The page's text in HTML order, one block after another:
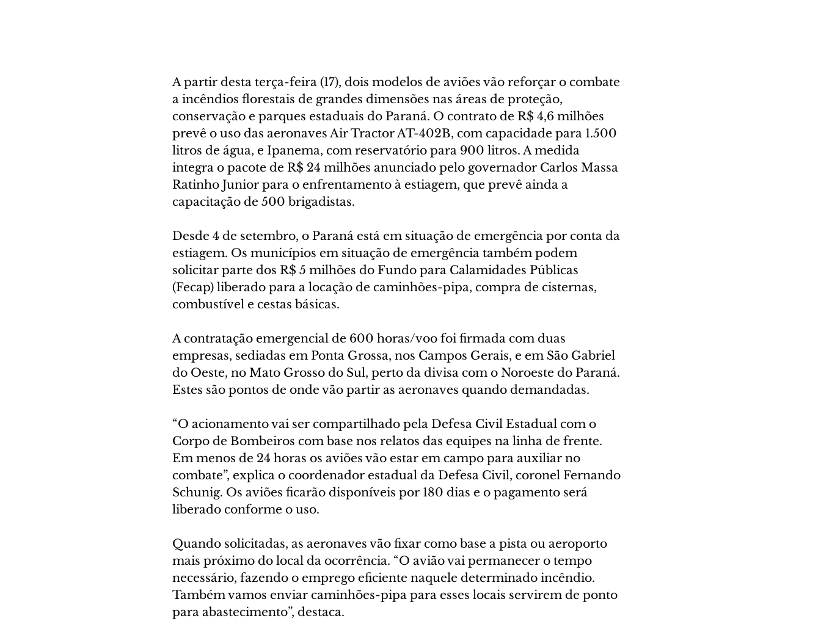
A partir desta terça-feira (17), dois modelos de aviões vão reforçar o combate
a incêndios florestais de grandes dimensões nas áreas de proteção,
conservação e parques estaduais do Paraná. O contrato de R$ 4,6 milhões
prevê o uso das aeronaves Air Tractor AT-402B, com capacidade para 1.500
litros de água, e Ipanema, com reservatório para 900 litros. A medida
integra o pacote de R$ 24 milhões anunciado pelo governador Carlos Massa
Ratinho Junior para o enfrentamento à estiagem, que prevê ainda a
capacitação de 500 brigadistas.
Desde 4 de setembro, o Paraná está em situação de emergência por conta da
estiagem. Os municípios em situação de emergência também podem
solicitar parte dos R$ 5 milhões do Fundo para Calamidades Públicas
(Fecap) liberado para a locação de caminhões-pipa, compra de cisternas,
combustível e cestas básicas.
A contratação emergencial de 600 horas/voo foi firmada com duas
empresas, sediadas em Ponta Grossa, nos Campos Gerais, e em São Gabriel
do Oeste, no Mato Grosso do Sul, perto da divisa com o Noroeste do Paraná.
Estes são pontos de onde vão partir as aeronaves quando demandadas.
“O acionamento vai ser compartilhado pela Defesa Civil Estadual com o
Corpo de Bombeiros com base nos relatos das equipes na linha de frente.
Em menos de 24 horas os aviões vão estar em campo para auxiliar no
combate”, explica o coordenador estadual da Defesa Civil, coronel Fernando
Schunig. Os aviões ficarão disponíveis por 180 dias e o pagamento será
liberado conforme o uso.
Quando solicitadas, as aeronaves vão fixar como base a pista ou aeroporto
mais próximo do local da ocorrência. “O avião vai permanecer o tempo
necessário, fazendo o emprego eficiente naquele determinado incêndio.
Também vamos enviar caminhões-pipa para esses locais servirem de ponto
para abastecimento”, destaca.